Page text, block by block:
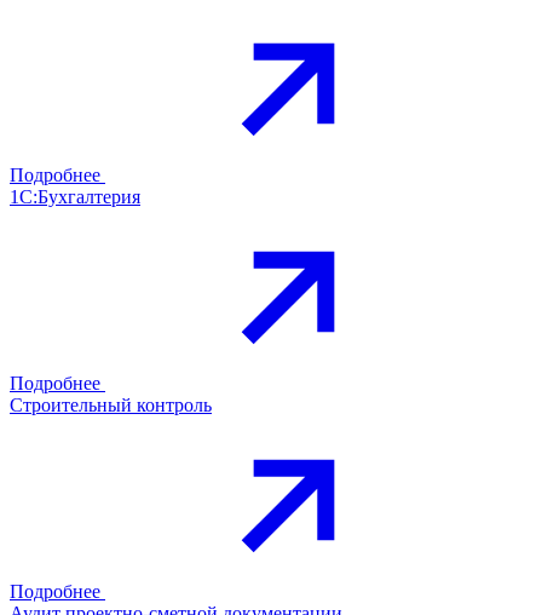
Подробнее
1С:Бухгалтерия
Подробнее
Строительный контроль
Подробнее